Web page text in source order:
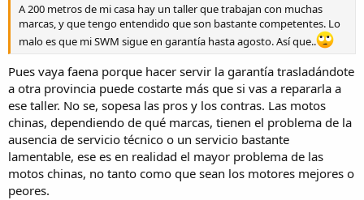
A 200 metros de mi casa hay un taller que trabajan con muchas
marcas, y que tengo entendido que son bastante competentes. Lo
malo es que mi SWM sigue en garantía hasta agosto. Así que..
Pues vaya faena porque hacer servir la garantía trasladándote
a otra provincia puede costarte más que si vas a repararla a
ese taller. No se, sopesa las pros y los contras. Las motos
chinas, dependiendo de qué marcas, tienen el problema de la
ausencia de servicio técnico o un servicio bastante
lamentable, ese es en realidad el mayor problema de las
motos chinas, no tanto como que sean los motores mejores o
peores.